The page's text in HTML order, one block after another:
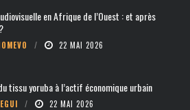
en Afrique de l’Ouest : et après
22 MAI 2026
tissu yoruba à l’actif économique urbain
22 MAI 2026